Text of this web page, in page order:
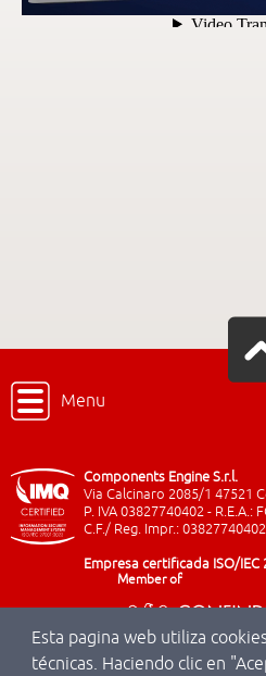
Esta pagina web utiliza
técnicas. Haciendo clic en
Menu
Components Engine S.r.l.
Via Calcinaro 2085/1 47521
P. IVA 03827740402 - R.E.A.:
C.F./ Reg. Impr.: 03827740402
Empresa certificada ISO/IEC
Member of